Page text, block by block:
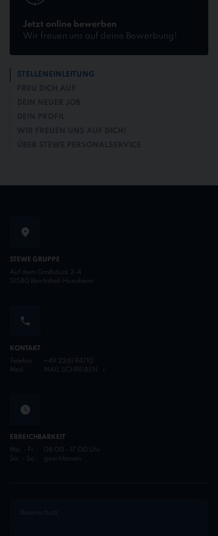
Jetzt online bewerben
Wir freuen uns auf deine Bewerbung!
STELLENEINLEITUNG
STEWE GRUPPE
Auf dem Großstück 2-4
51580 Reichshof-Hunsheim
KONTAKT
Telefon:
+49 2261 94710
Mail:
MAIL SCHREIBEN
ERREICHBARKEIT
Mo. - Fr.:
08:00 - 17:00 Uhr
Sa. - So.:
geschlossen
Datenschutz